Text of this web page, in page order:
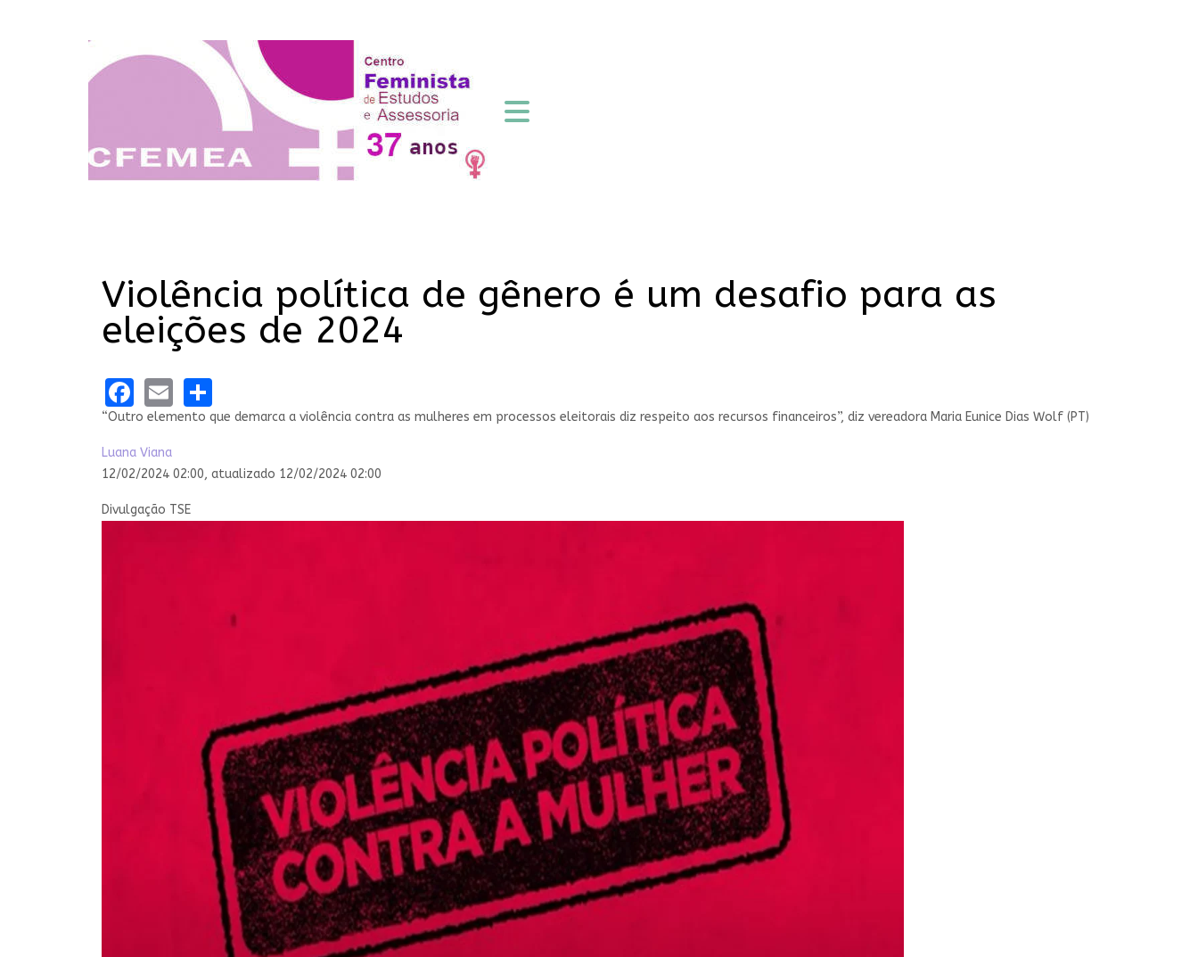
Violência política de gênero é um desafio para as
eleições de 2024
Facebook
Email
“Outro elemento que demarca a violência contra as mulheres em processos eleitorais diz respeito aos recursos financeiros”, diz vereadora Maria Eunice Dias Wolf (PT)
Luana Viana
12/02/2024 02:00, atualizado 12/02/2024 02:00
Divulgação TSE